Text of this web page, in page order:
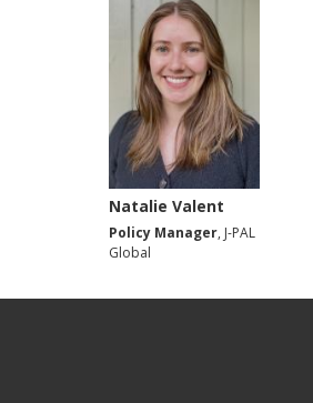
Natalie Valent
Policy Manager, J-PAL
Global